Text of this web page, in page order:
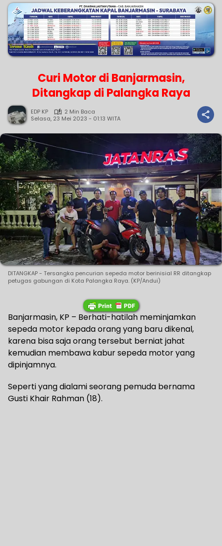
Curi Motor di Banjarmasin,
Ditangkap di Palangka Raya
EDP KP
2 Min Baca
Selasa, 23 Mei 2023 - 01:13 WITA
DITANGKAP - Tersangka pencurian sepeda motor berinisial RR ditangkap
petugas gabungan di Kota Palangka Raya. (KP/Andui)
Banjarmasin, KP – Berhati-hatilah meminjamkan
sepeda motor kepada orang yang baru dikenal,
karena bisa saja orang tersebut berniat jahat
kemudian membawa kabur sepeda motor yang
dipinjamnya.
Seperti yang dialami seorang pemuda bernama
Gusti Khair Rahman (18).